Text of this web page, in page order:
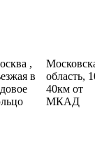
,
в
область,
40км от
МКАД